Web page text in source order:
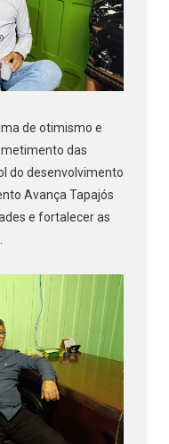
de otimismo e
das
do desenvolvimento
Avança Tapajós
e fortalecer as